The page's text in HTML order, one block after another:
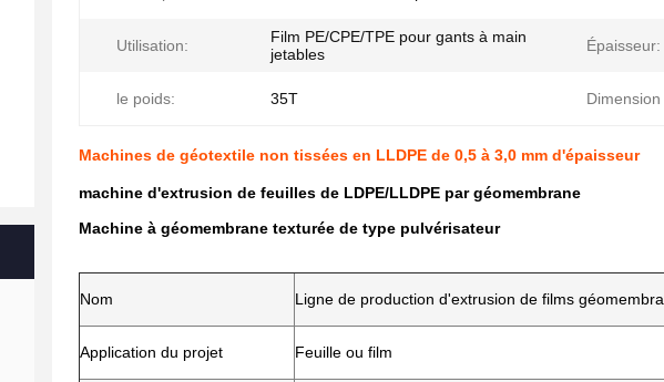
Utilisation:
Film PE/CPE/TPE pour gants à main
jetables
Épaisseur:
le poids: 35T
Machines de géotextile non tissées en LLDPE de 0,5 à 3,0 mm d'épaisseur
machine d'extrusion de feuilles de LDPE/LLDPE par géomembrane
Machine à géomembrane texturée de type pulvérisateur
Nom Ligne de production d'extrusion de films
Application du projet Feuille ou film